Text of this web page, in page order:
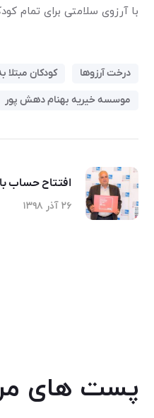
با آرزوی سلامتی برای تمام
درخت آرزوها
کودکان مبتلا
موسسه خیریه بهنام دهش پور
افتتاح حساب
۲۶ آذر ۱۳۹۸
پست های